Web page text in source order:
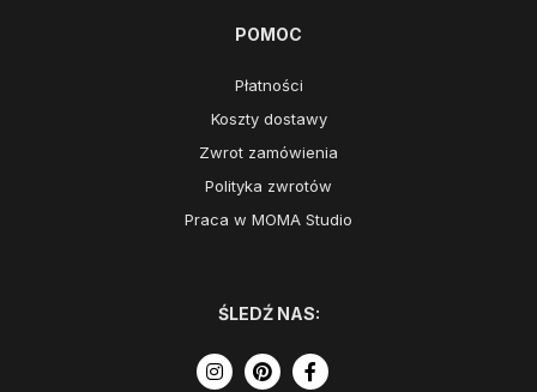
POMOC
Płatności
Koszty dostawy
Zwrot zamówienia
Polityka zwrotów
Praca w MOMA Studio
ŚLEDŹ NAS: